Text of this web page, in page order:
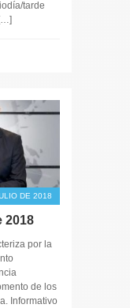
tarde
DE 2018
2018
por la
de los
Informativo